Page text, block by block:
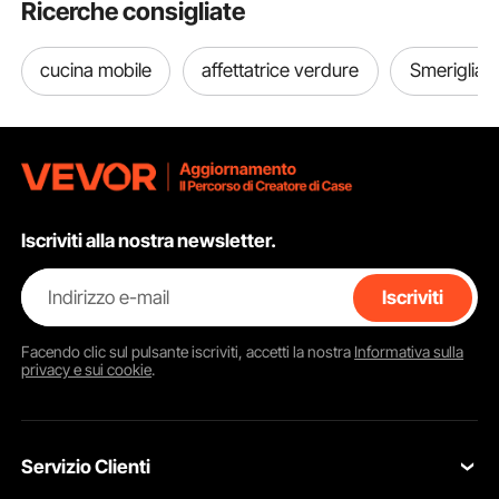
Ricerche consigliate
cucina mobile affettatrice verdure
Iscriviti alla nostra newsletter.
Indirizzo e-mail Iscriviti
Facendo clic sul pulsanteiscriviti, accetti la nostra Informativa sulla
privacy e sui cookie.
Servizio Clienti